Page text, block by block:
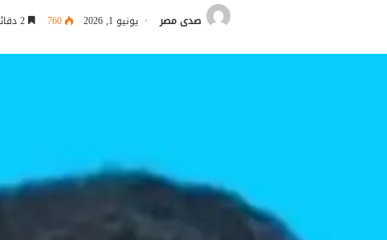
صدى مصر يونيو 1, 2026 760